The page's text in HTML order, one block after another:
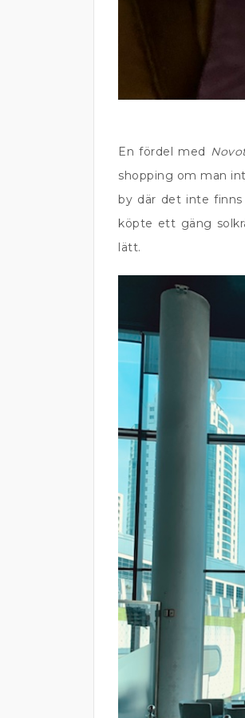
En fördel med
shopping om man
by där det inte
köpte ett gäng
lätt.